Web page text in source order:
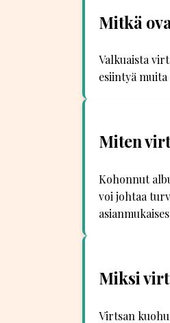
Mitkä
Valkuaista
esiintyä
Miten
Kohonnut
voi johtaa
Miksi
Virtsan